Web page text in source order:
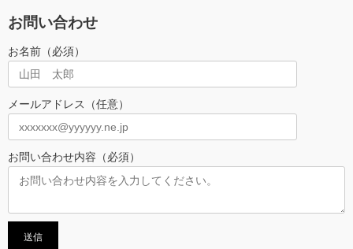
お問い合わせ
お名前（必須）
メールアドレス（任意）
お問い合わせ内容（必須）